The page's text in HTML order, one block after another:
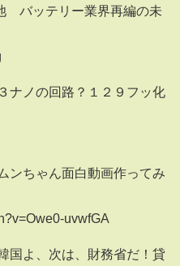
バッテリー業界再編の未
ナノの回路？１２９フッ化
ンちゃん面白動画作ってみ
uvwfGA
国よ、次は、財務省だ！貸